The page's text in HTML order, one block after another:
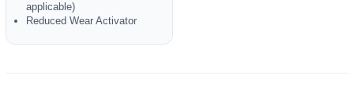
applicable)
Reduced Wear Activator